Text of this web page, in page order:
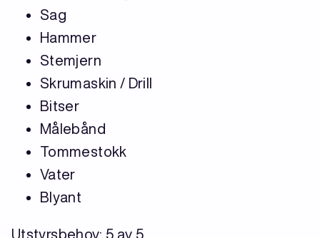
Sag
Hammer
Stemjern
Skrumaskin / Drill
Bitser
Målebånd
Tommestokk
Vater
Blyant
Utstyrsbehov: 5 av 5